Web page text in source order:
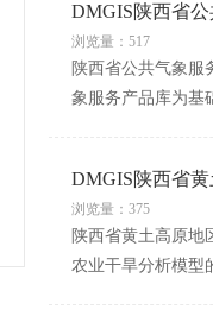
DMGIS陕西省
浏览量：517
陕西省公共气象
象服务产品库为基
DMGIS陕西省
浏览量：375
陕西省黄土高原
农业干旱分析模型